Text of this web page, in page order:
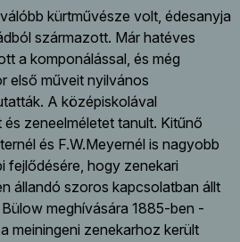
kürtművésze volt, édesanyja
származott. Már hatéves
a komponálással, és még
első műveit nyilvános
A középiskolával
zeneelméletet tanult. Kitűnő
és F.W.Meyernél is nagyobb
fejlődésére, hogy zenekari
állandó szoros kapcsolatban állt
meghívására 1885-ben -
meiningeni zenekarhoz került